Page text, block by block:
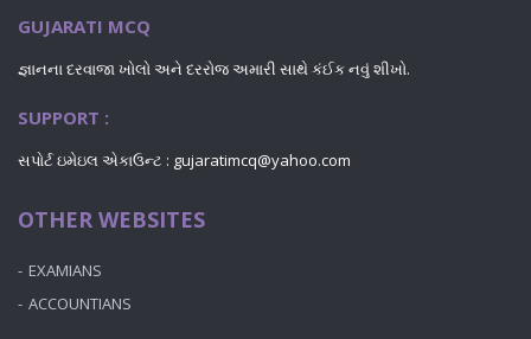
GUJARATI MCQ
જ્ઞાનના દરવાજા ખોલો અને દરરોજ અમારી સાથે કંઈક નવું શીખો.
SUPPORT :
સપોર્ટ ઇમેઇલ એકાઉન્ટ : gujaratimcq@yahoo.com
OTHER WEBSITES
EXAMIANS
ACCOUNTIANS